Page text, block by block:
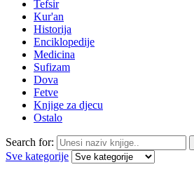
Tefsir
Kur'an
Historija
Enciklopedije
Medicina
Sufizam
Dova
Fetve
Knjige za djecu
Ostalo
Search for:
Sve kategorije